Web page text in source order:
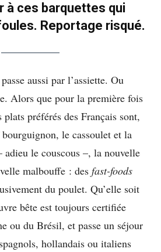
à ces barquettes qui
Reportage risqué.
aussi par l’assiette. Ou
Alors que pour la première fois
plats préférés des Français sont,
le cassoulet et la
adieu le couscous –, la nouvelle
malbouffe : des fast-foods
du poulet. Qu’elle soit
bête est toujours certifiée
ou du Brésil, et passe un séjour
hollandais ou italiens